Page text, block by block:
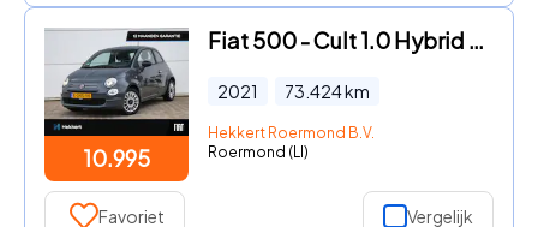
10.995
Fiat 500 - Cult 1.0 Hybrid 69pk PDC ACHTER | 15''LM | CRUISE.C | DAB |
2021 73.424km
Hekkert Roermond B.V.
Roermond (LI)
Favoriet Vergelijk